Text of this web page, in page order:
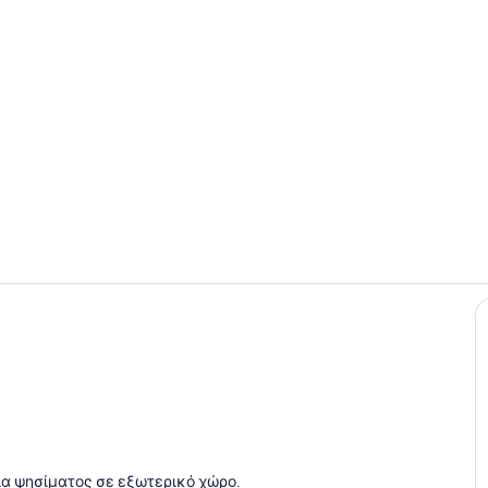
ψησίματος σε εξωτερικό χώρο.